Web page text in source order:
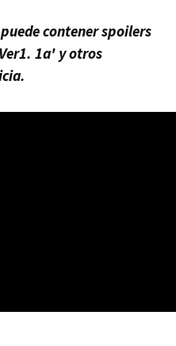
contener spoilers
1a' y otros